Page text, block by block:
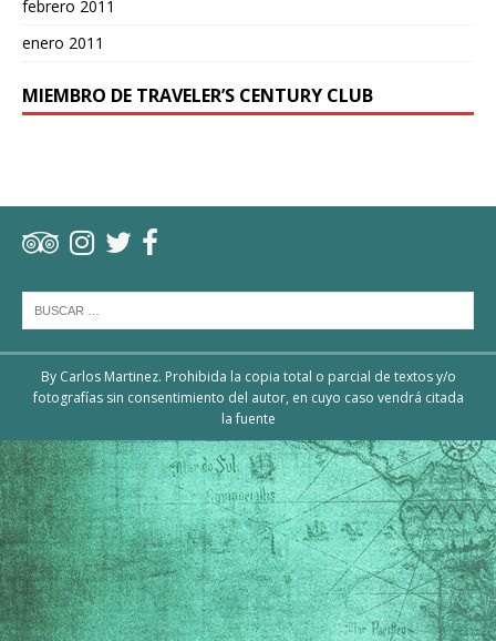
febrero 2011
enero 2011
MIEMBRO DE TRAVELER’S CENTURY CLUB
By Carlos Martinez. Prohibida la copia total o parcial de textos y/o
fotografías sin consentimiento del autor, en cuyo caso vendrá citada
la fuente